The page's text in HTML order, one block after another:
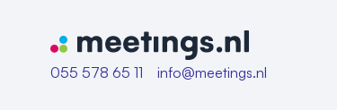
Naar home van Meetings
055 578 65 11
info@meetings.nl